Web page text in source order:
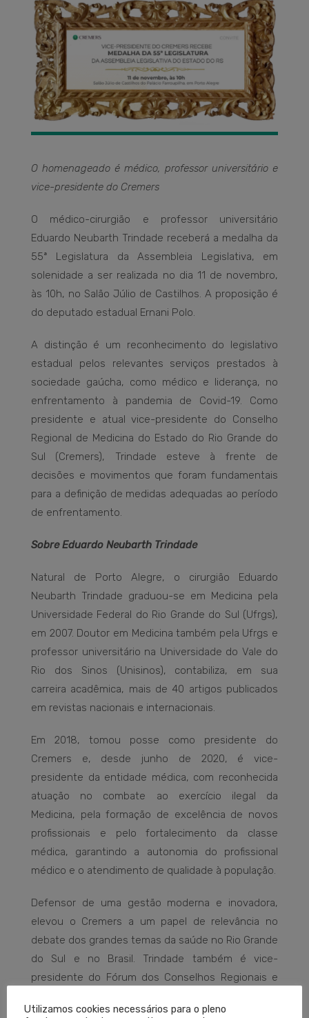
O homenageado é médico, professor universitário e
vice-presidente do Cremers
O médico-cirurgião e professor universitário
Eduardo Neubarth Trindade receberá a medalha da
55ª Legislatura da Assembleia Legislativa, em
solenidade a ser realizada no dia 11 de novembro,
às 10h, no Salão Júlio de Castilhos. A proposição é
do deputado estadual Ernani Polo.
A distinção é um reconhecimento do legislativo
estadual pelos relevantes serviços prestados à
sociedade gaúcha, como médico e liderança, no
enfrentamento à pandemia de Covid-19. Como
presidente e atual vice-presidente do Conselho
Regional de Medicina do Estado do Rio Grande do
Sul (Cremers), Trindade esteve à frente de
decisões e movimentos que foram fundamentais
para a definição de medidas adequadas ao período
de enfrentamento.
Sobre Eduardo Neubarth Trindade
Natural de Porto Alegre, o cirurgião Eduardo
Neubarth Trindade graduou-se em Medicina pela
Universidade Federal do Rio Grande do Sul (Ufrgs),
em 2007. Doutor em Medicina também pela Ufrgs e
professor universitário na Universidade do Vale do
Rio dos Sinos (Unisinos), contabiliza, em sua
carreira acadêmica, mais de 40 artigos publicados
em revistas nacionais e internacionais.
Em 2018, tomou posse como presidente do
Cremers e, desde junho de 2020, é vice-
presidente da entidade médica, com reconhecida
atuação no combate ao exercício ilegal da
Medicina, pela formação de excelência de novos
profissionais e pelo fortalecimento da classe
médica, garantindo a autonomia do profissional
médico e o atendimento de qualidade à população.
Defensor de uma gestão moderna e inovadora,
elevou o Cremers a um papel de relevância no
debate dos grandes temas da saúde no Rio Grande
do Sul e no Brasil. Trindade também é vice-
presidente do Fórum dos Conselhos Regionais e
Utilizamos cookies necessários para o pleno